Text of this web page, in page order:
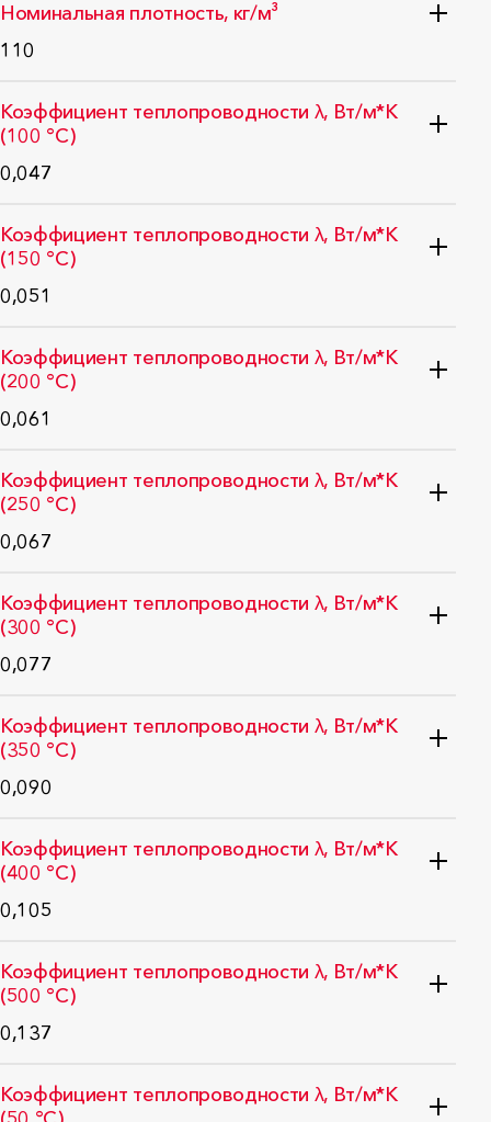
Номинальная плотность, кг/м³
110
Коэффициент теплопроводности λ, Вт/м*K
(100 °C)
0,047
Коэффициент теплопроводности λ, Вт/м*K
(150 °C)
0,051
Коэффициент теплопроводности λ, Вт/м*K
(200 °C)
0,061
Коэффициент теплопроводности λ, Вт/м*K
(250 °C)
0,067
Коэффициент теплопроводности λ, Вт/м*K
(300 °C)
0,077
Коэффициент теплопроводности λ, Вт/м*K
(350 °C)
0,090
Коэффициент теплопроводности λ, Вт/м*K
(400 °C)
0,105
Коэффициент теплопроводности λ, Вт/м*K
(500 °C)
0,137
Коэффициент теплопроводности λ, Вт/м*K